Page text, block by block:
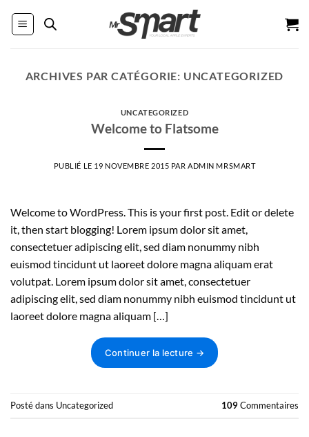
ARCHIVES PAR CATÉGORIE: UNCATEGORIZED
UNCATEGORIZED
Welcome to Flatsome
PUBLIÉ LE 19 NOVEMBRE 2015 PAR ADMIN MRSMART
Welcome to WordPress. This is your first post. Edit or delete
it, then start blogging! Lorem ipsum dolor sit amet,
consectetuer adipiscing elit, sed diam nonummy nibh
euismod tincidunt ut laoreet dolore magna aliquam erat
volutpat. Lorem ipsum dolor sit amet, consectetuer
adipiscing elit, sed diam nonummy nibh euismod tincidunt ut
laoreet dolore magna aliquam […]
Continuer la lecture →
Posté dans Uncategorized 109Commentaires